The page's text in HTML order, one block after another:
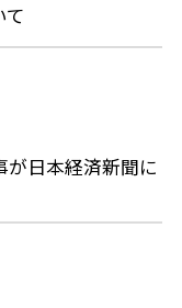
て
日本経済新聞に